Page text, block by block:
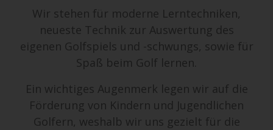
Wir stehen für moderne Lerntechniken,
neueste Technik zur Auswertung des
eigenen Golfspiels und -schwungs, sowie für
Spaß beim Golf lernen.
Ein wichtiges Augenmerk legen wir auf die
Förderung von Kindern und Jugendlichen
Golfern, weshalb wir uns gezielt für die